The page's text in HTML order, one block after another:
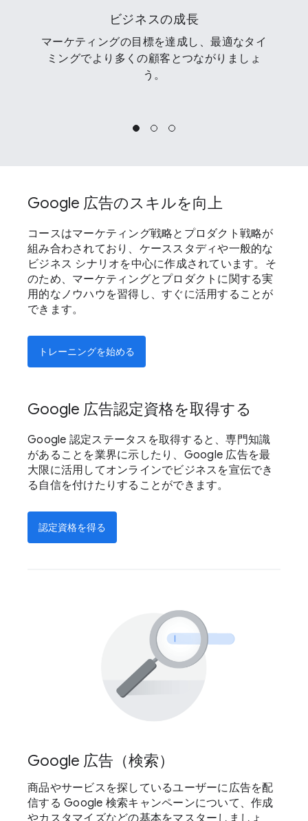
ビジネスの成長
マーケティングの目標を達成し、最適なタイ
ミングでより多くの顧客とつながりましょ
う。
Google 広告のスキルを向上
コースはマーケティング戦略とプロダクト戦略が
組み合わされており、ケーススタディや一般的な
ビジネス シナリオを中心に作成されています。そ
のため、マーケティングとプロダクトに関する実
用的なノウハウを習得し、すぐに活用することが
できます。
トレーニングを始める
Google 広告認定資格を取得する
Google 認定ステータスを取得すると、専門知識
があることを業界に示したり、Google 広告を最
大限に活用してオンラインでビジネスを宣伝でき
る自信を付けたりすることができます。
認定資格を得る
Google 広告（検索）
商品やサービスを探しているユーザーに広告を配
信する Google 検索キャンペーンについて、作成
やカスタマイズなどの基本をマスターしましょ